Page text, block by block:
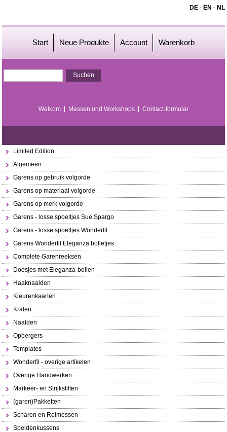
DE- EN - NL
Start Neue Produkte Account Warenkorb
Welkom Messen und Workshops Contact-formular
Limited Edition
Algemeen
Garens op gebruik volgorde
Garens op materiaal volgorde
Garens op merk volgorde
Garens - losse spoeltjes Sue Spargo
Garens - losse spoeltjes Wonderfil
Garens Wonderfil Eleganza bolletjes
Complete Garenreeksen
Doosjes met Eleganza-bollen
Haaknaalden
Kleurenkaarten
Kralen
Naalden
Opbergers
Templates
Wonderfil - overige artikelen
Overige Handwerken
Markeer- en Strijkstiften
(garen)Pakketten
Scharen en Rolmessen
Speldenkussens